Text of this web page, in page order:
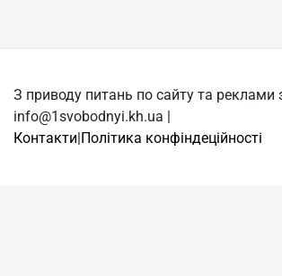
З приводу питань по сайту та реклами
info@1svobodnyi.kh.ua |
Контакти|Політика конфіндеційності